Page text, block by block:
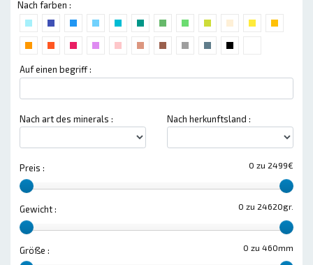
Nach farben :
Auf einen begriff :
Nach art des minerals : Nach herkunftsland :
0 zu 2499€
Preis :
0 zu 24620gr.
Gewicht :
0 zu 460mm
Größe :